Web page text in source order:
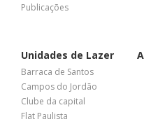
Publicações
Unidades de Lazer
Barraca de Santos
Campos do Jordão
Clube da capital
Flat Paulista